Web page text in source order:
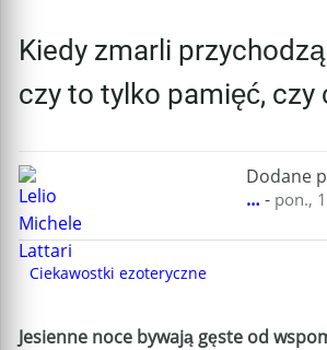
Kiedy zmarli
czy to tylko pamięć, czy
Dodane
… - pon.,
Ciekawostki ezoteryczne
Jesienne noce bywają gęste od